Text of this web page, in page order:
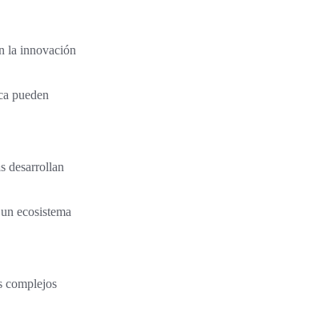
la innovación
pueden
desarrollan
ecosistema
complejos